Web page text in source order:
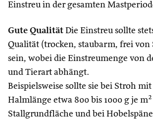
Einstreu in der gesamten
Gute Qualität Die Einstreu sollte
Qualität (trocken, staubarm, frei von
sein, wobei die Einstreumenge von
und Tierart abhängt.
Beispielsweise sollte sie bei Stroh mit
Halmlänge etwa 800 bis 1000 g je m²
Stallgrundfläche und bei